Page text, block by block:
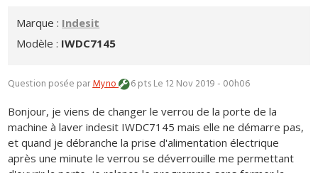
Marque : Indesit
Modèle : IWDC7145
Question posée parMyno 6 ptsLe 12 Nov 2019 - 00h06
Bonjour, je viens de changer le verrou de la porte de la
machine à laver indesit IWDC7145 mais elle ne démarre pas,
et quand je débranche la prise d'alimentation électrique
après une minute le verrou se déverrouille me permettant